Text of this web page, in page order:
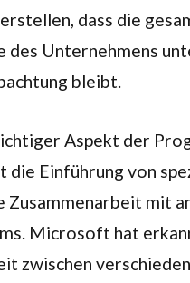
dass die
des Unternehmens
bleibt.
Aspekt der
die Einführung von
Zusammenarbeit mit
Microsoft hat
zwischen